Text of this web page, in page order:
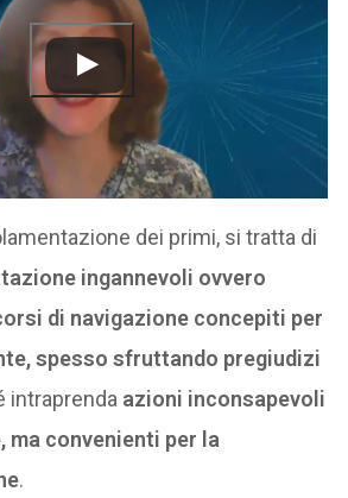
dei primi, si tratta di
ingannevoli ovvero
di navigazione concepiti per
spesso sfruttando pregiudizi
intraprenda azioni inconsapevoli
ma convenienti per la
.